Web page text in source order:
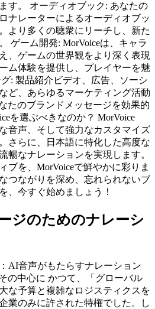
す。 オーディオブック: あなたの
ナレーターによるオーディオブッ
より多くの聴衆にリーチし、新た
ゲーム開発: MorVoiceは、キャラ
、ゲームの世界観をより深く表現
ム体験を提供し、プレイヤーを魅
: 製品紹介ビデオ、広告、ソーシ
ど、あらゆるマーケティング活動
たのブランドメッセージを効果的
を選ぶべきなのか？ MorVoice
音声、そして強力なカスタマイズ
さらに、日本語に特化した高度な
暢なナレーションを実現します。
ブを、MorVoiceで鮮やかに彩りま
つながりを深め、忘れられないブ
、今すぐ始めましょう！
ジのためのナレーシ
AI音声がもたらすナレーション
の中心に かつて、「グローバル
な予算と複雑なロジスティクスを
業のみに許された特権でした。し